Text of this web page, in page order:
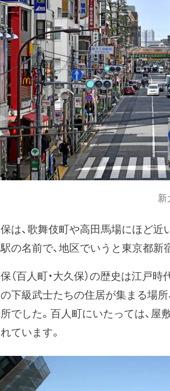
新
は、歌舞伎町や高田馬場にほど近
の名前で、地区でいうと東京都
（百人町・大久保）の歴史は江戸
下級武士たちの住居が集まる場所
でした。百人町にいたっては、
ています。